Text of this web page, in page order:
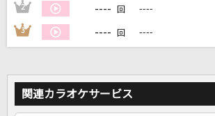
2 ---- 回 ----
3 ---- 回 ----
関連カラオケサービス